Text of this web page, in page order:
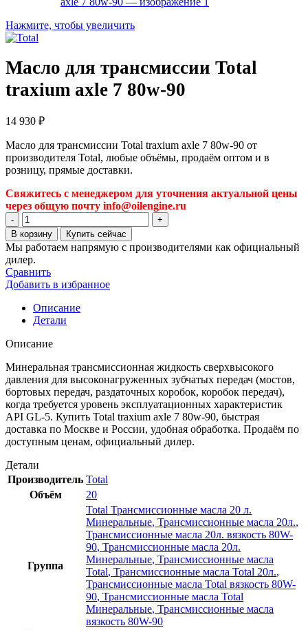
Нажмите, чтобы увеличить
Масло для трансмиссии Total
traxium axle 7 80w-90
14 930 ₽
Масло для трансмиссии Total traxium axle 7 80w-90 от
производителя Total, любые объёмы, продаём оптом и в
розницу, прямые доставки.
Свяжитесь с менеджером для уточнения актуальной цены
через общую почту info@oilengine.ru
Количество
товара
Масло
для
трансмиссии
Total
traxium
axle
7
80w-
90
В корзину Купить сейчас
Мы работаем напрямую с производителями как официальный
дилер.
Сравнить
Добавить в избранное
Описание
Детали
Описание
Минеральная трансмиссионная жидкость сверхвысокого
давления для высоконагруженных зубчатых передач (мостов,
бортовых передач, раздаточных коробок, коробок передач),
когда требуется уровень эксплуатационных характеристик
API GL-5. Купить Total traxium axle 7 80w-90, быстрая
доставка по Москве и России, удобная обработка. Продаём по
доступным ценам, официальный дилер.
Детали
Производитель Total
Объём
20
Группа
Total Трансмиссионные масла 20 л.
Минеральные, Трансмиссионные масла 20л.,
Трансмиссионные масла 20л. вязкость 80W-
90, Трансмиссионные масла 20л.
Минеральные, Трансмиссионные масла
Total, Трансмиссионные масла Total 20л.,
Трансмиссионные масла Total вязкость 80W-
90, Трансмиссионные масла Total
Минеральные, Трансмиссионные масла
вязкость 80W-90